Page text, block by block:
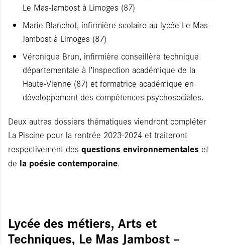
Le Mas-Jambost à Limoges (87)
Marie Blanchot, infirmière scolaire au lycée Le Mas-
Jambost à Limoges (87)
Véronique Brun, infirmière conseillère technique
départementale à l’Inspection académique de la
Haute-Vienne (87) et formatrice académique en
développement des compétences psychosociales.
Deux autres dossiers thématiques viendront compléter
La Piscine pour la rentrée 2023-2024 et traiteront
respectivement des questions environnementales et
de la poésie contemporaine.
Lycée des métiers, Arts et
Techniques, Le Mas Jambost –